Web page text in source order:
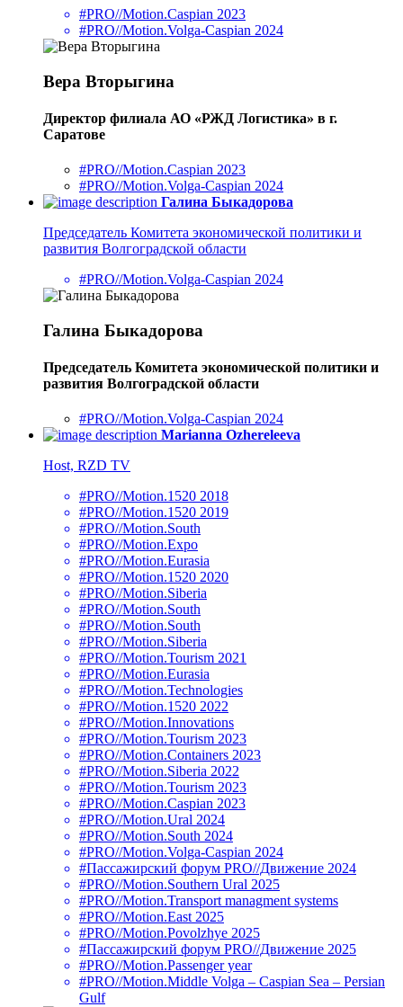
#PRO//Motion.Caspian 2023
#PRO//Motion.Volga-Caspian 2024
Вера Вторыгина
Директор филиала АО «РЖД Логистика» в г.
Саратове
#PRO//Motion.Caspian 2023
#PRO//Motion.Volga-Caspian 2024
Галина Быкадорова
Председатель Комитета экономической политики и
развития Волгоградской области
#PRO//Motion.Volga-Caspian 2024
Галина Быкадорова
Председатель Комитета экономической политики и
развития Волгоградской области
#PRO//Motion.Volga-Caspian 2024
Marianna Ozhereleeva
Host, RZD TV
#PRO//Motion.1520 2018
#PRO//Motion.1520 2019
#PRO//Motion.South
#PRO//Motion.Expo
#PRO//Motion.Eurasia
#PRO//Motion.1520 2020
#PRO//Motion.Siberia
#PRO//Motion.South
#PRO//Motion.South
#PRO//Motion.Siberia
#PRO//Motion.Tourism 2021
#PRO//Motion.Eurasia
#PRO//Motion.Technologies
#PRO//Motion.1520 2022
#PRO//Motion.Innovations
#PRO//Motion.Tourism 2023
#PRO//Motion.Containers 2023
#PRO//Motion.Siberia 2022
#PRO//Motion.Tourism 2023
#PRO//Motion.Caspian 2023
#PRO//Motion.Ural 2024
#PRO//Motion.South 2024
#PRO//Motion.Volga-Caspian 2024
#Пассажирский форум PRO//Движение 2024
#PRO//Motion.Southern Ural 2025
#PRO//Motion.Transport managment systems
#PRO//Motion.East 2025
#PRO//Motion.Povolzhye 2025
#Пассажирский форум PRO//Движение 2025
#PRO//Motion.Passenger year
#PRO//Motion.Middle Volga – Caspian Sea – Persian
Gulf